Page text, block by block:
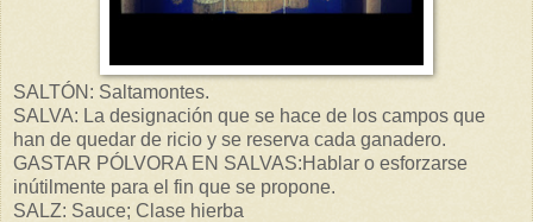
SALTÓN: Saltamontes.
SALVA: La designación que se hace de los campos que
han de quedar de ricio y se reserva cada ganadero.
GASTAR PÓLVORA EN SALVAS:Hablar o esforzarse
inútilmente para el fin que se propone.
SALZ: Sauce; Clase hierba